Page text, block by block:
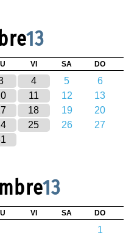
13
VI SA DO
4 5
6
11 12
13
18 19
20
25 26
27
13
VI SA DO
1